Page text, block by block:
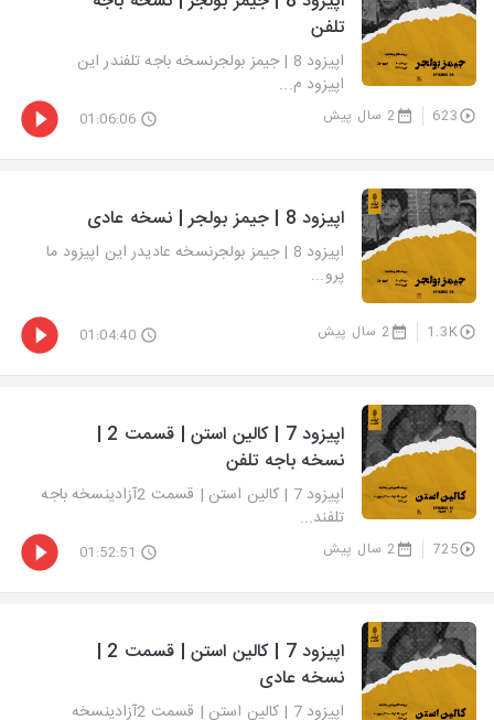
تلفن
اپیزود 8 | جیمز بولجرنسخه باجه تلفندر این
اپیزود م...
623 2 سال پیش 01:06:06
اپیزود 8 | جیمز بولجر | نسخه عادی
اپیزود 8 | جیمز بولجرنسخه عادیدر این اپیزود ما
پرو...
1.3K 2 سال پیش 01:04:40
اپیزود 7 | کالین استن | قسمت 2 |
نسخه باجه تلفن
اپیزود 7 | کالین استن | قسمت 2آزادینسخه باجه
تلفند...
725 2 سال پیش 01:52:51
اپیزود 7 | کالین استن | قسمت 2 |
نسخه عادی
اپیزود 7 | کالین استن | قسمت 2آزادینسخه